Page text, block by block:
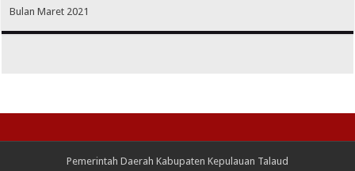
Bulan Maret 2021
Pemerintah Daerah Kabupaten Kepulauan Talaud